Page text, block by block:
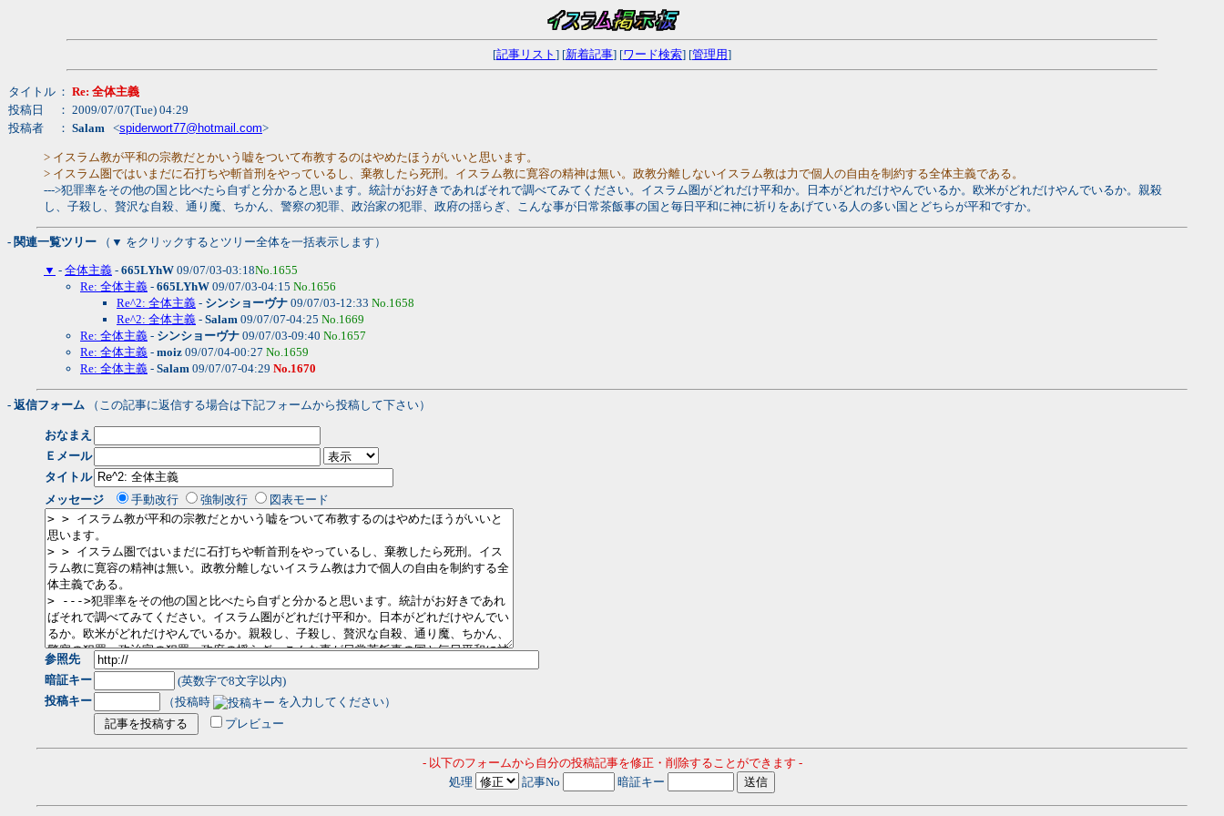
[記事リスト ] [新着記事] [ワード検索] [管理用]
タイトル ： Re: 全体主義
投稿日
： 2009/07/07(Tue) 04:29
投稿者
： Salam <spiderwort77@hotmail.com>
> イスラム教が平和の宗教だとかいう嘘をついて布教するのはやめたほうがいいと思います。
> イスラム圏ではいまだに石打ちや斬首刑をやっているし、棄教したら死刑。イスラム教に寛容の精神は無い。政教分離しないイスラム教は力で個人の自由を制約する全体主義である。
--->犯罪率をその他の国と比べたら自ずと分かると思います。統計がお好きであればそれで調べてみてください。イスラム圏がどれだけ平和か。日本がどれだけやんでいるか。欧米がどれだけやんでいるか。親殺
し、子殺し、贅沢な自殺、通り魔、ちかん、警察の犯罪、政治家の犯罪、政府の揺らぎ、こんな事が日常茶飯事の国と毎日平和に神に祈りをあげている人の多い国とどちらが平和ですか。
- 関連一覧ツリー （▼ をクリックするとツリー全体を一括表示します）
▼ - 全体主義 - 665LYhW 09/07/03-03:18No.1655
Re: 全体主義 - 665LYhW 09/07/03-04:15 No.1656
Re^2: 全体主義 - シンショーヴナ 09/07/03-12:33 No.1658
Re^2: 全体主義 - Salam 09/07/07-04:25 No.1669
Re: 全体主義 - シンショーヴナ 09/07/03-09:40 No.1657
Re: 全体主義 - moiz 09/07/04-00:27 No.1659
Re: 全体主義 - Salam 09/07/07-04:29 No.1670
- 返信フォーム （この記事に返信する場合は下記フォームから投稿して下さい）
おなまえ
Ｅメール
タイトル
メッセージ
手動改行 強制改行 図表モード
参照先
暗証キー
(英数字で8文字以内)
投稿キー
（投稿時
を入力してください）
プレビュー
- 以下のフォームから自分の投稿記事を修正・削除することができます -
処理
記事No 暗証キー